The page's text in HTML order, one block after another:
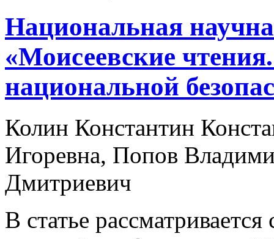
Национальная
«Моисеевские
национальной
Колин Константин
Игоревна, Попов
Дмитриевич
В статье